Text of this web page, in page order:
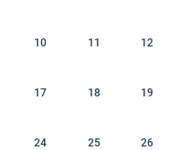
10 11 12
17 18 19
24 25 26